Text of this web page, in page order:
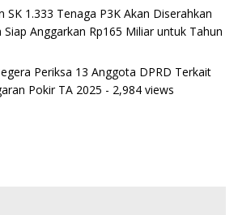
SK 1.333 Tenaga P3K Akan Diserahkan
Anggarkan Rp165 Miliar untuk Tahun
Periksa 13 Anggota DPRD Terkait
Pokir TA 2025 - 2,984 views